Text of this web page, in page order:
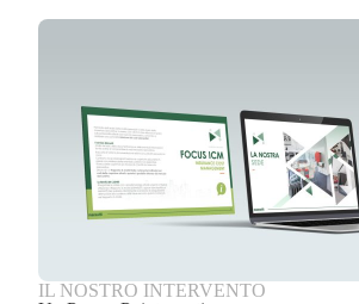
IL NOSTRO INTERVENTO